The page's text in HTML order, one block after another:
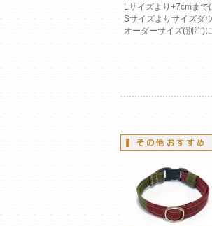
Lサイズより+7cmまで
Sサイズよりサイズダ
オーダーサイズ(別注)